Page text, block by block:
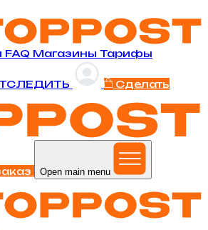
FAQ Магазины Тарифы
Сделать
Open main menu